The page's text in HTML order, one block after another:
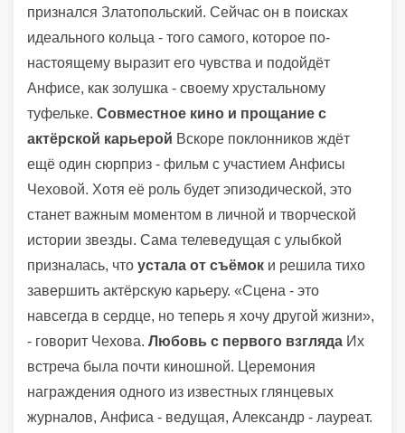
признался Златопольский. Сейчас он в поисках
идеального кольца - того самого, которое по-
настоящему выразит его чувства и подойдёт
Анфисе, как золушка - своему хрустальному
туфельке. Совместное кино и прощание с
актёрской карьерой Вскоре поклонников ждёт
ещё один сюрприз - фильм с участием Анфисы
Чеховой. Хотя её роль будет эпизодической, это
станет важным моментом в личной и творческой
истории звезды. Сама телеведущая с улыбкой
призналась, что устала от съёмок и решила тихо
завершить актёрскую карьеру. «Сцена - это
навсегда в сердце, но теперь я хочу другой жизни»,
- говорит Чехова. Любовь с первого взгляда Их
встреча была почти киношной. Церемония
награждения одного из известных глянцевых
журналов, Анфиса - ведущая, Александр - лауреат.